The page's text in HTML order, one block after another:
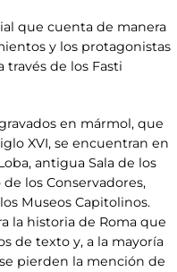
que cuenta de manera
y los protagonistas
través de los Fasti
en mármol, que
XVI, se encuentran en
antigua Sala de los
los Conservadores,
Museos Capitolinos.
la historia de Roma que
de texto y, a la mayoría
pierden la mención de